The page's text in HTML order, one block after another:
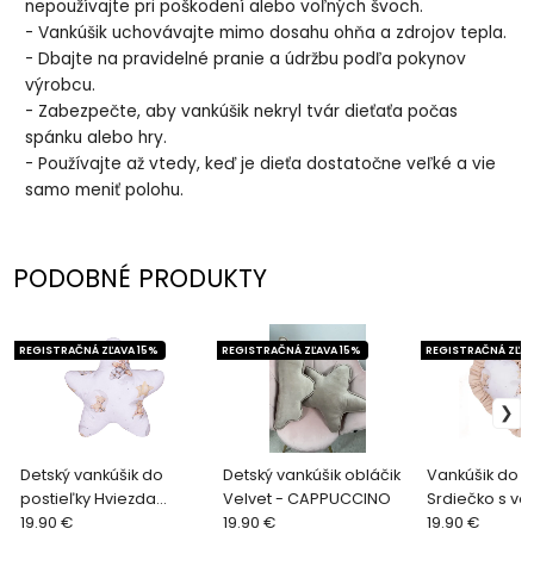
nepoužívajte pri poškodení alebo voľných švoch.
- Vankúšik uchovávajte mimo dosahu ohňa a zdrojov tepla.
- Dbajte na pravidelné pranie a údržbu podľa pokynov
výrobcu.
- Zabezpečte, aby vankúšik nekryl tvár dieťaťa počas
spánku alebo hry.
- Používajte až vtedy, keď je dieťa dostatočne veľké a vie
samo meniť polohu.
PODOBNÉ PRODUKTY
Detský vankúšik do
postieľky Hviezda
Bavlna - MACKO NA
REGISTRAČNÁ ZĽAVA 15%
19.90 €
Detský vankúšik obláčik
Velvet - CAPPUCCINO
REGISTRAČNÁ ZĽAVA 15%
19.90 €
Vankúšik do
Srdiečko s
Bavlna -
REGISTRAČNÁ
19.90 €